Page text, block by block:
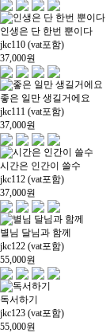
인생은 단 한번 뿐이다
jkc110 (vat포함)
37,000원
좋은 일만 생길거에요
jkc111 (vat포함)
37,000원
시간은 인간이 쓸수
jkc112 (vat포함)
37,000원
별님 달님과 함께
jkc122 (vat포함)
55,000원
독서하기
jkc123 (vat포함)
55,000원